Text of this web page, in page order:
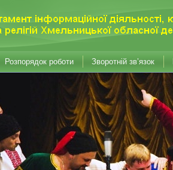
Розпорядок роботи Зворотній зв’язок